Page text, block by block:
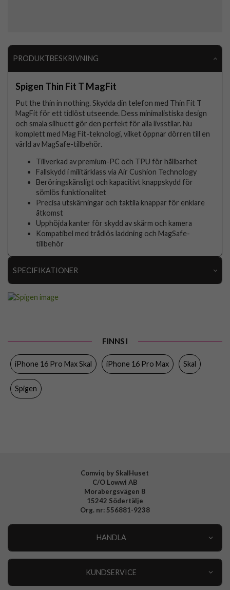
PRODUKTBESKRIVNING
Spigen Thin Fit T MagFit
Put the thin in nothing. Skydda din telefon med Thin Fit T
MagFit för ett tidlöst utseende. Dess minimalistiska design
och smala silhuett gör den perfekt för alla livsstilar. Nu
komplett med Mag Fit-teknologi, vilket öppnar dörren till en
värld av MagSafe-tillbehör.
Tillverkad av premium-PC och TPU för hållbarhet
Fallskydd i militärklass via Air Cushion Technology
Beröringskänsligt och kapacitivt knappskydd för
sömlös funktionalitet
Precisa utskärningar och taktila knappar för enklare
åtkomst
Upphöjda kanter för skydd av skärm och kamera
Kompatibel med trådlös laddning och MagSafe-
tillbehör
SPECIFIKATIONER
Färg Genomskinlig, Vit
Material
Varumärke
FINNS I
iPhone 16 Pro Max Skal iPhone 16 Pro Max Skal
Spigen
Comviq by SkalHuset
C/O Lowwi AB
Morabergsvägen 8
15242 Södertälje
Org. nr: 556881-9238
HANDLA
KUNDSERVICE